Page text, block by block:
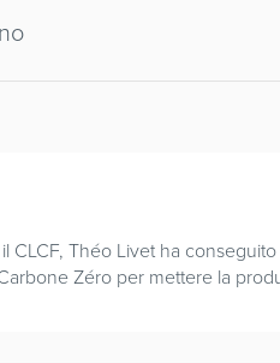
CLCF, Théo Livet ha
Zéro per mettere la